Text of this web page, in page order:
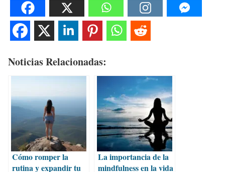
Noticias Relacionadas:
Cómo romper la
rutina y expandir tu
La importancia de la
mindfulness en la vida